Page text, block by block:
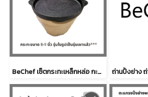
BeChef เซ็ตกระทะเหล็กหล่อ กะทะ จานร้อน พร้อมเตาเซรามิก เตาเซรามิค สำหรับ ย่างเนย ปิ้งย่าง